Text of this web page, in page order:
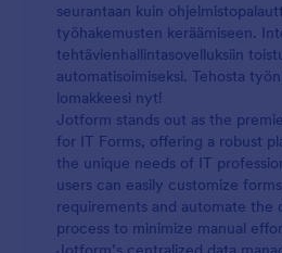
seurantaan kuin
työhakemusten keräämiseen.
tehtävienhallintasovelluksiin
automatisoimiseksi. Tehosta
lomakkeesi nyt!
Jotform stands out as the
for IT Forms, offering a robust
the unique needs of IT
users can easily customize
requirements and automate the
process to minimize manual